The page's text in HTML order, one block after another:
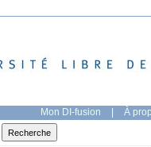
Mon DI-fusion | À